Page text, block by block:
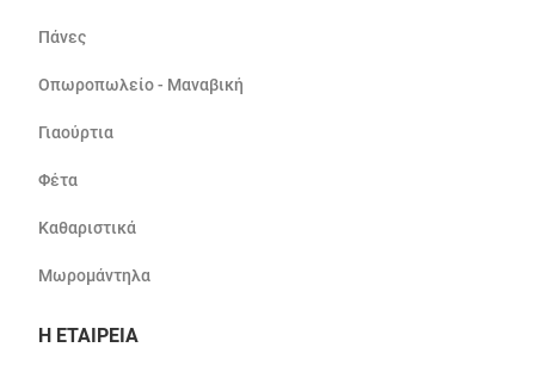
Πάνες
Οπωροπωλείο - Μαναβική
Γιαούρτια
Φέτα
Καθαριστικά
Μωρομάντηλα
Η ΕΤΑΙΡΕΙΑ